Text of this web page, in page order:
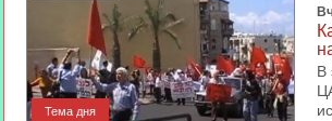
Тема дня
В